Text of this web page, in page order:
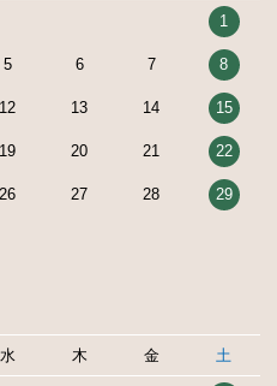
1
5 6 7 8
12 13 14 15
19 20 21 22
26 27 28 29
水 木 金 土